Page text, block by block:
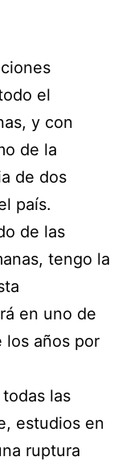
el
y con
de la
de dos
país.
de las
tengo la
en uno de
los años por
las
estudios en
ruptura